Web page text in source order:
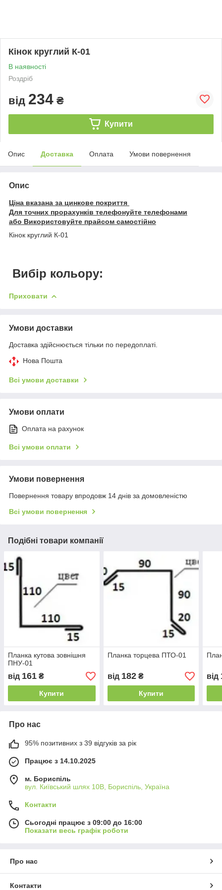
Кінок круглий К-01
В наявності
Роздріб
від 234 ₴
Купити
Опис Доставка Оплата Умови повернення
Опис
Ціна вказана за цинкове покриття
Для точних прорахунків телефонуйте телефонами
або Використовуйте прайсом самостійно
Кінок круглий К-01
Вибір кольору:
Приховати
Умови доставки
Доставка здійснюється тільки по передоплаті.
Нова Пошта
Всі умови доставки
Умови оплати
Оплата на рахунок
Всі умови оплати
Умови повернення
Повернення товару впродовж 14 днів за домовленістю
Всі умови повернення
Подібні товари компанії
Планка кутова зовнішня
ПНУ-01
від 161 ₴
Купити
Планка торцева ПТО-01
від 182₴
Купити
від
Про нас
95% позитивних з 39 відгуків за рік
Працює з 14.10.2025
м. Бориспіль
вул. Київський шлях 10В, Бориспіль, Україна
Контакти
Сьогодні працює з 09:00 до 16:00
Показати весь графік роботи
Про нас
Контакти